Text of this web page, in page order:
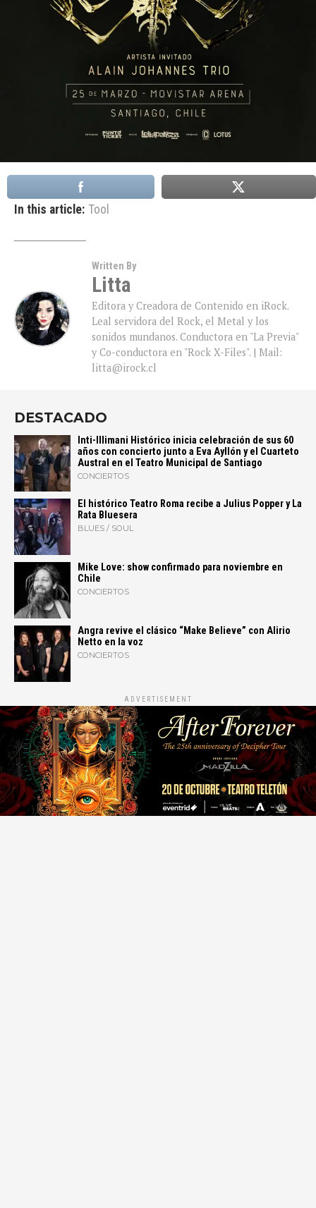
In this article: Tool
Written By
Litta
Editora y Creadora de Contenido en iRock.
Leal servidora del Rock, el Metal y los
sonidos mundanos. Conductora en "La Previa"
y Co-conductora en "Rock X-Files". | Mail:
litta@irock.cl
DESTACADO
Inti-Illimani Histórico inicia celebración de sus 60
años con concierto junto a Eva Ayllón y el Cuarteto
Austral en el Teatro Municipal de Santiago
CONCIERTOS
El histórico Teatro Roma recibe a Julius Popper y La
Rata Bluesera
BLUES / SOUL
Mike Love: show confirmado para noviembre en
Chile
CONCIERTOS
Angra revive el clásico “Make Believe” con Alirio
Netto en la voz
CONCIERTOS
ADVERTISEMENT